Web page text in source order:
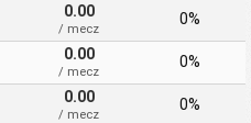
0.00
/ mecz
0%
0.00
/ mecz
0%
0.00
/ mecz
0%